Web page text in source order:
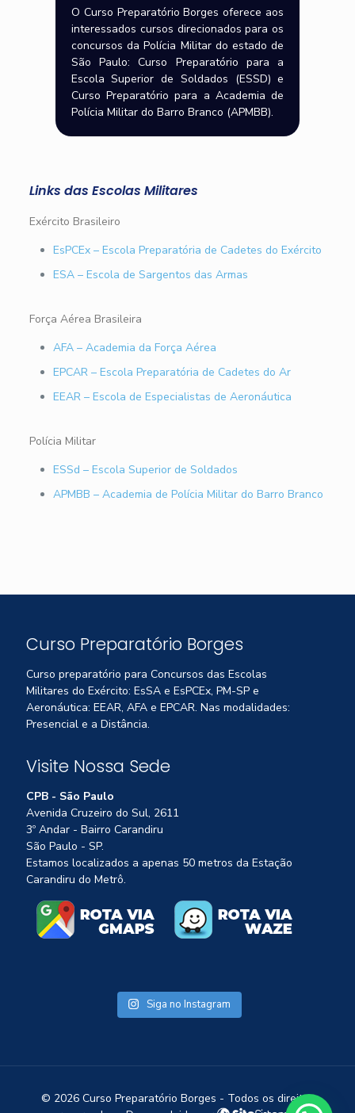
O Curso Preparatório Borges oferece aos
interessados cursos direcionados para os
concursos da Polícia Militar do estado de
São Paulo: Curso Preparatório para a
Escola Superior de Soldados (ESSD) e
Curso Preparatório para a Academia de
Polícia Militar do Barro Branco (APMBB).
Links das Escolas Militares
Exército Brasileiro
EsPCEx – Escola Preparatória de Cadetes do Exército
ESA – Escola de Sargentos das Armas
Força Aérea Brasileira
AFA – Academia da Força Aérea
EPCAR – Escola Preparatória de Cadetes do Ar
EEAR – Escola de Especialistas de Aeronáutica
Polícia Militar
ESSd – Escola Superior de Soldados
APMBB – Academia de Polícia Militar do Barro Branco
Curso Preparatório Borges
Curso preparatório para Concursos das Escolas
Militares do Exército: EsSA e EsPCEx, PM-SP e
Aeronáutica: EEAR, AFA e EPCAR. Nas modalidades:
Presencial e a Distância.
Visite Nossa Sede
CPB - São Paulo
Avenida Cruzeiro do Sul, 2611
3º Andar - Bairro Carandiru
São Paulo - SP.
Estamos localizados a apenas 50 metros da Estação
Carandiru do Metrô.
Siga no Instagram
© 2026 Curso Preparatório Borges - Todos os direitos